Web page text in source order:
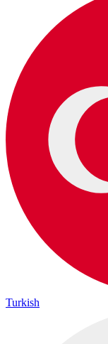
Turkish